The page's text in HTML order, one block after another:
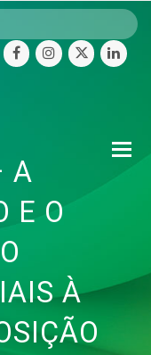
facebookinstagram
twitter
A
E O
À